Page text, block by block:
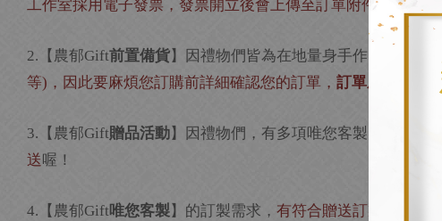
2. 【農郁Gift前置備貨】因禮物們皆為在地量身手作，故 訂單
等) ，因此要麻煩您訂購前詳細確認您的訂單， 訂單成立且進
3. 【農郁Gift贈品活動】因禮物們，有多項唯您客製的選項、
送喔！
4. 【農郁Gift唯您客製】的訂製需求， 有符合贈送訂製服務基本